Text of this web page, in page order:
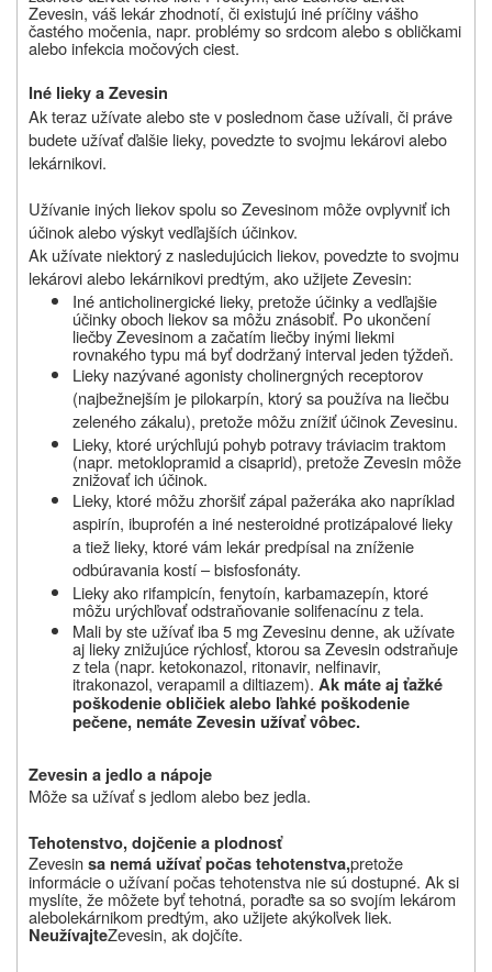
Zevesin, váš lekár zhodnotí, či existujú iné príčiny vášho
častého močenia, napr. problémy so srdcom alebo s obličkami
alebo infekcia močových ciest.
Iné lieky a Zevesin
Ak teraz užívate alebo ste v poslednom čase užívali, či práve
budete užívať ďalšie lieky, povedzte to svojmu lekárovi alebo
lekárnikovi.
Užívanie iných liekov spolu so Zevesinom môže ovplyvniť ich
účinok alebo výskyt vedľajších účinkov.
Ak užívate niektorý z nasledujúcich liekov, povedzte to svojmu
lekárovi alebo lekárnikovi predtým, ako užijete Zevesin:
Iné anticholinergické lieky, pretože účinky a vedľajšie
účinky oboch liekov sa môžu znásobiť. Po ukončení
liečby Zevesinom a začatím liečby inými liekmi
rovnakého typu má byť dodržaný interval jeden týždeň.
Lieky nazývané agonisty cholinergných receptorov
(najbežnejším je pilokarpín, ktorý sa používa na liečbu
zeleného zákalu), pretože môžu znížiť účinok Zevesinu.
Lieky, ktoré urýchľujú pohyb potravy tráviacim traktom
(napr. metoklopramid a cisaprid), pretože Zevesin môže
znižovať ich účinok.
Lieky, ktoré môžu zhoršiť zápal pažeráka ako napríklad
aspirín, ibuprofén a iné nesteroidné protizápalové lieky
a tiež lieky, ktoré vám lekár predpísal na zníženie
odbúravania kostí – bisfosfonáty.
Lieky ako rifampicín, fenytoín, karbamazepín, ktoré
môžu urýchľovať odstraňovanie solifenacínu z tela.
Mali by ste užívať iba 5 mg Zevesinu denne, ak užívate
aj liekyznižujúce rýchlosť, ktorou sa Zevesin odstraňuje
z tela (napr. ketokonazol, ritonavir, nelfinavir,
itrakonazol, verapamil a diltiazem). Ak máte aj ťažké
poškodenie obličiek alebo ľahké poškodenie
pečene, nemáte Zevesin užívať vôbec.
Zevesin a jedlo a nápoje
Môže sa užívať s jedlom alebo bez jedla.
Tehotenstvo, dojčenie a plodnosť
Zevesinsa nemá užívať počas tehotenstva,pretože
informácie o užívaní počas tehotenstva nie sú dostupné. Ak si
myslíte, že môžete byť tehotná, poraďte sa so svojím lekárom
alebolekárnikom predtým, ako užijete akýkoľvek liek.
NeužívajteZevesin, ak dojčíte.